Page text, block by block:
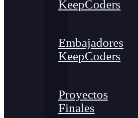
KeepCoders
Embajadores
KeepCoders
Proyectos
Finales